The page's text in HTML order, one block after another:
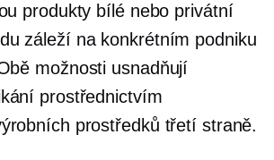
produkty bílé nebo privátní
záleží na konkrétním podniku
možnosti usnadňují
prostřednictvím
prostředků třetí straně.